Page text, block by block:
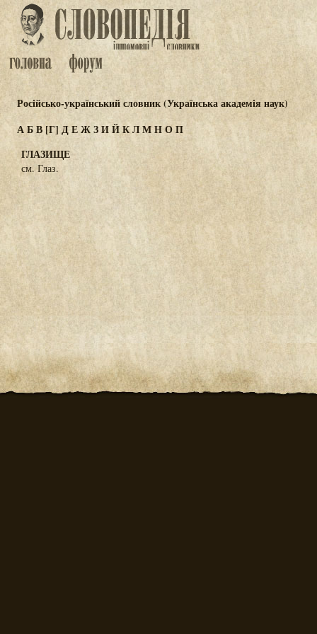
Російсько-український словник (Українська академія наук)
АБВ[Г] ДЕЖЗИЙКЛМНОП
ГЛАЗИЩЕ
см. Глаз.